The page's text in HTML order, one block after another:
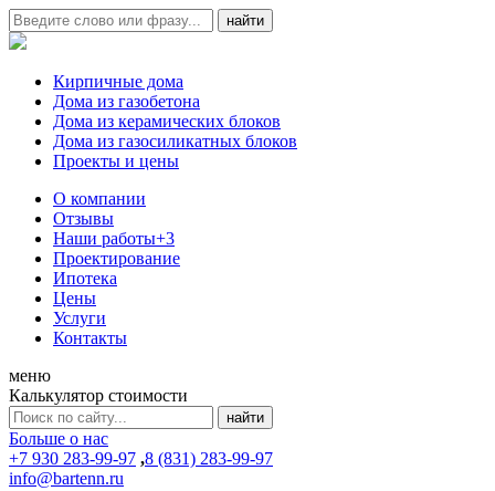
Кирпичные дома
Дома из газобетона
Дома из керамических блоков
Дома из газосиликатных блоков
Проекты и цены
О компании
Отзывы
Наши работы+3
Проектирование
Ипотека
Цены
Услуги
Контакты
меню
Калькулятор стоимости
Больше о нас
+7 930 283-99-97 ,8 (831) 283-99-97
info@bartenn.ru